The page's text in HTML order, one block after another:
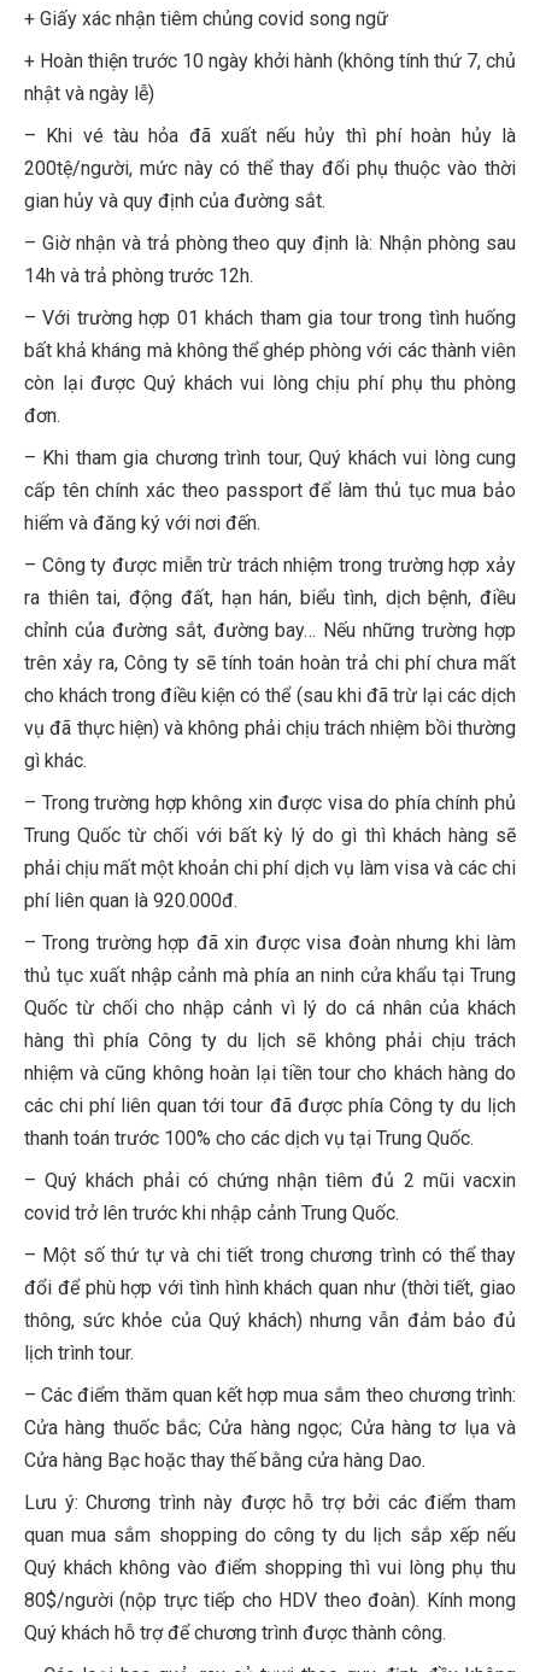
+ Giấy xác nhận tiêm chủng covid song ngữ
+ Hoàn thiện trước 10 ngày khởi hành (không tính thứ 7, chủ
nhật và ngày lễ)
– Khi vé tàu hỏa đã xuất nếu hủy thì phí hoàn hủy là
200tệ/người, mức này có thể thay đổi phụ thuộc vào thời
gian hủy và quy định của đường sắt.
– Giờ nhận và trả phòng theo quy định là: Nhận phòng sau
14h và trả phòng trước 12h.
– Với trường hợp 01 khách tham gia tour trong tình huống
bất khả kháng mà không thể ghép phòng với các thành viên
còn lại được Quý khách vui lòng chịu phí phụ thu phòng
đơn.
– Khi tham gia chương trình tour, Quý khách vui lòng cung
cấp tên chính xác theo passport để làm thủ tục mua bảo
hiểm và đăng ký với nơi đến.
– Công ty được miễn trừ trách nhiệm trong trường hợp xảy
ra thiên tai, động đất, hạn hán, biểu tình, dịch bệnh, điều
chỉnh của đường sắt, đường bay… Nếu những trường hợp
trên xảy ra, Công ty sẽ tính toán hoàn trả chi phí chưa mất
cho khách trong điều kiện có thể (sau khi đã trừ lại các dịch
vụ đã thực hiện) và không phải chịu trách nhiệm bồi thường
gì khác.
– Trong trường hợp không xin được visa do phía chính phủ
Trung Quốc từ chối với bất kỳ lý do gì thì khách hàng sẽ
phải chịu mất một khoản chi phí dịch vụ làm visa và các chi
phí liên quan là 920.000đ.
– Trong trường hợp đã xin được visa đoàn nhưng khi làm
thủ tục xuất nhập cảnh mà phía an ninh cửa khẩu tại Trung
Quốc từ chối cho nhập cảnh vì lý do cá nhân của khách
hàng thì phía Công ty du lịch sẽ không phải chịu trách
nhiệm và cũng không hoàn lại tiền tour cho khách hàng do
các chi phí liên quan tới tour đã được phía Công ty du lịch
thanh toán trước 100% cho các dịch vụ tại Trung Quốc.
– Quý khách phải có chứng nhận tiêm đủ 2 mũi vacxin
covid trở lên trước khi nhập cảnh Trung Quốc.
– Một số thứ tự và chi tiết trong chương trình có thể thay
đổi để phù hợp với tình hình khách quan như (thời tiết, giao
thông, sức khỏe của Quý khách) nhưng vẫn đảm bảo đủ
lịch trình tour.
– Các điểm thăm quan kết hợp mua sắm theo chương trình:
Cửa hàng thuốc bắc; Cửa hàng ngọc; Cửa hàng tơ lụa và
Cửa hàng Bạc hoặc thay thế bằng cửa hàng Dao.
Lưu ý: Chương trình này được hỗ trợ bởi các điểm tham
quan mua sắm shopping do công ty du lịch sắp xếp nếu
Quý khách không vào điểm shopping thì vui lòng phụ thu
80$/người (nộp trực tiếp cho HDV theo đoàn). Kính mong
Quý khách hỗ trợ để chương trình được thành công.